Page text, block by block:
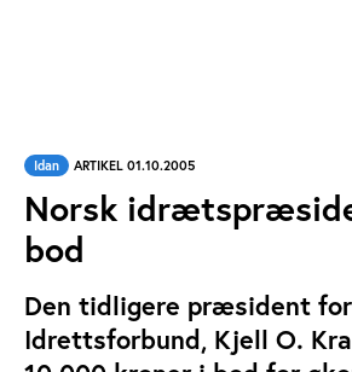
Idan ARTIKEL 01.10.2005
Norsk
bod
Den tidligere præsident
Idrettsforbund, Kjell O.